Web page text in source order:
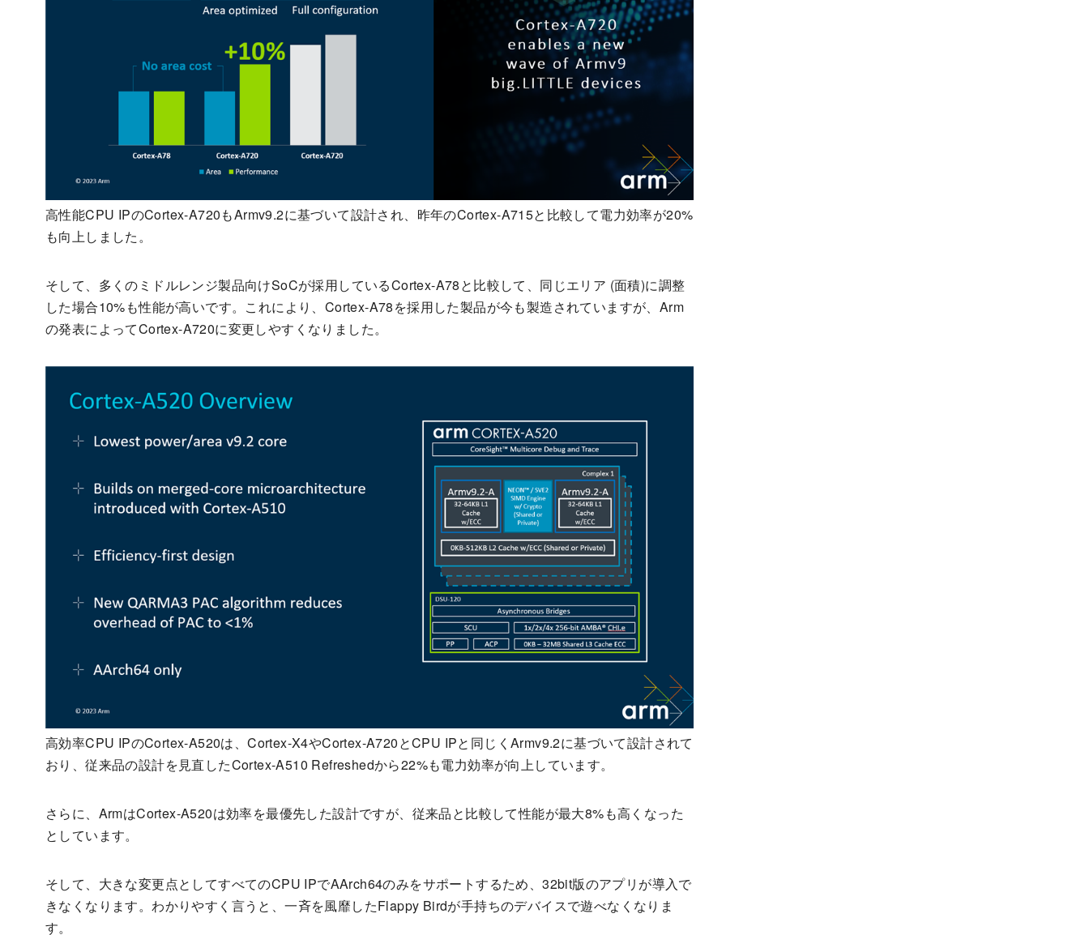
高性能CPU IPのCortex-A720もArmv9.2に基づいて設計され、昨年のCortex-A715と比較して電力効率が20%
も向上しました。
そして、多くのミドルレンジ製品向けSoCが採用しているCortex-A78と比較して、同じエリア (面積)に調整
した場合10%も性能が高いです。これにより、Cortex-A78を採用した製品が今も製造されていますが、Arm
の発表によってCortex-A720に変更しやすくなりました。
高効率CPU IPのCortex-A520は、Cortex-X4やCortex-A720とCPU IPと同じくArmv9.2に基づいて設計されて
おり、従来品の設計を見直したCortex-A510 Refreshedから22%も電力効率が向上しています。
さらに、ArmはCortex-A520は効率を最優先した設計ですが、従来品と比較して性能が最大8%も高くなった
としています。
そして、大きな変更点としてすべてのCPU IPでAArch64のみをサポートするため、32bit版のアプリが導入で
きなくなります。わかりやすく言うと、一斉を風靡したFlappy Birdが手持ちのデバイスで遊べなくなりま
す。